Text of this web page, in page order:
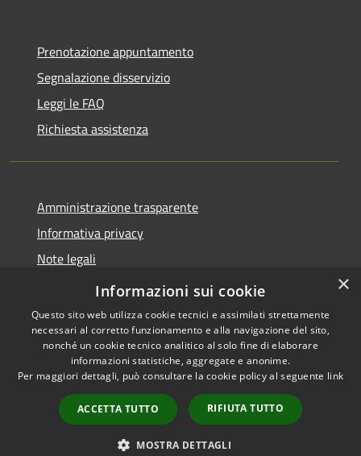
Prenotazione appuntamento
Segnalazione disservizio
Leggi le FAQ
Richiesta assistenza
Amministrazione trasparente
Informativa privacy
Note legali
Dichiarazione di accessibilità
Accessibilità
Copyright © 2026 • Comune di
Casalbordino • Powered by
Municipium•
Accesso
redazione
×
Informazioni sui cookie
Questo sito web utilizza cookie tecnici e assimilati strettamente
necessari al corretto funzionamento e alla navigazione del sito,
nonché un cookie tecnico analitico al solo fine di elaborare
informazioni statistiche, aggregate e anonime.
Per maggiori dettagli, può consultare la cookie policy al seguente link
ACCETTA TUTTO RIFIUTA TUTTO
MOSTRA DETTAGLI